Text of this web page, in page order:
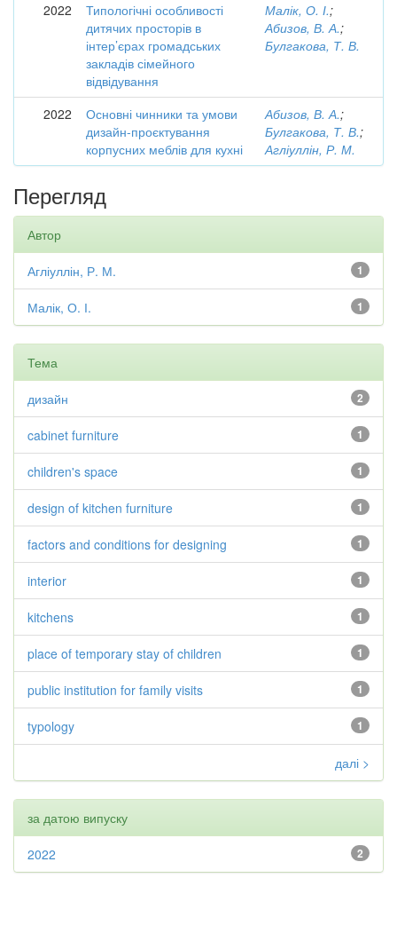
2022
Типологічні особливості
дитячих просторів в
інтер’єрах громадських
закладів сімейного
відвідування
Малік, О. І.;
Абизов, В. А.;
Булгакова, Т. В.
2022
Основні чинники та умови
дизайн-проєктування
корпусних меблів для кухні
Абизов, В. А.;
Булгакова, Т. В.;
Агліуллін, Р. М.
Перегляд
Автор
1
Агліуллін, Р. М.
1
Малік, О. І.
Тема
2
дизайн
1
cabinet furniture
1
children's space
1
design of kitchen furniture
1
factors and conditions for designing
1
interior
1
kitchens
1
place of temporary stay of children
1
public institution for family visits
1
typology
далі >
за датою випуску
2
2022